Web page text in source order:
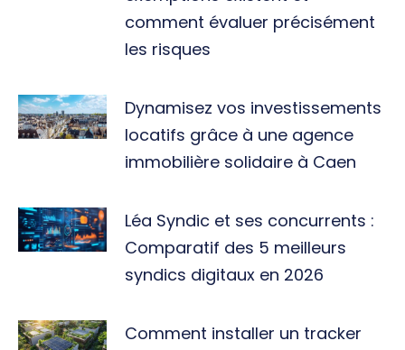
comment évaluer précisément
les risques
Dynamisez vos investissements
locatifs grâce à une agence
immobilière solidaire à Caen
Léa Syndic et ses concurrents :
Comparatif des 5 meilleurs
syndics digitaux en 2026
Comment installer un tracker